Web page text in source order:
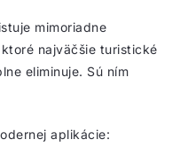
mimoriadne
najväčšie turistické
eliminuje. Sú ním
aplikácie: